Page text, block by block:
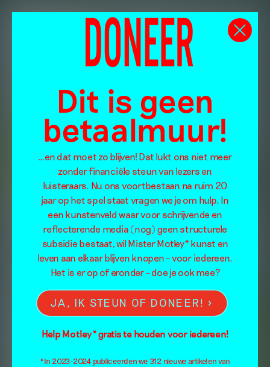
Dit is geen
betaalmuur!
…en dat moet zo blijven! Dat lukt ons niet meer
zonder financiële steun van lezers en
luisteraars. Nu ons voortbestaan na ruim 20
jaar op het spel staat vragen we je om hulp. In
een kunstenveld waar voor schrijvende en
reflecterende media (nog) geen structurele
subsidie bestaat, wil Mister Motley* kunst en
leven aan elkaar blijven knopen – voor iedereen.
Het is er op of eronder – doe je ook mee?
JA, IK STEUN OF DONEER!
Help Motley* gratis te houden voor iedereen!
*In 2023-2024 publiceerden we 312 nieuwe artikelen van